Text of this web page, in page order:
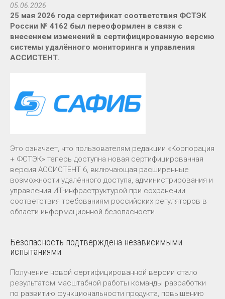
05.06.2026
25 мая 2026 года сертификат соответствия ФСТЭК
России № 4162 был переоформлен в связи с
внесением изменений в сертифицированную версию
системы удалённого мониторинга и управления
АССИСТЕНТ.
Это означает, что пользователям редакции «Корпорация
+ ФСТЭК» теперь доступна новая сертифицированная
версия АССИСТЕНТ 6, включающая расширенные
возможности удалённого доступа, администрирования и
управления ИТ-инфраструктурой при сохранении
соответствия требованиям российских регуляторов в
области информационной безопасности.
Безопасность подтверждена независимыми
испытаниями
Получение новой сертифицированной версии стало
результатом масштабной работы команды разработки
по развитию функциональности продукта, повышению